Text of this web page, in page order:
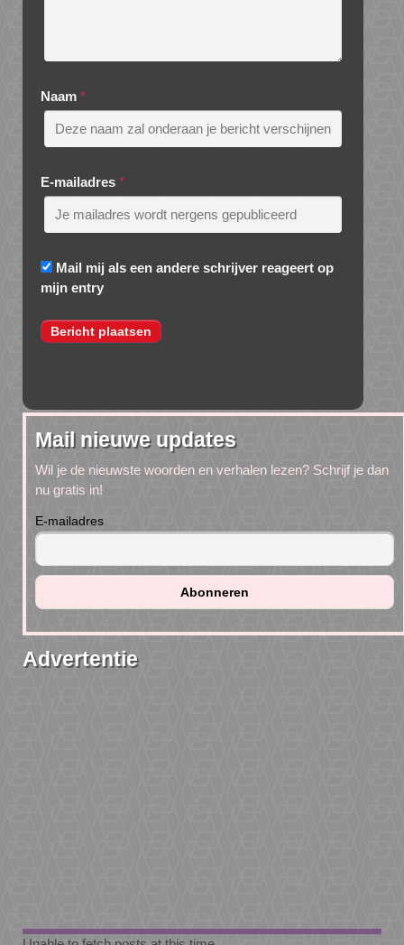
Naam *
E-mailadres *
Mail mij als een andere schrijver reageert op
mijn entry
Mail nieuwe updates
Wil je de nieuwste woorden en verhalen lezen? Schrijf je dan
nu gratis in!
E-mailadres
Advertentie